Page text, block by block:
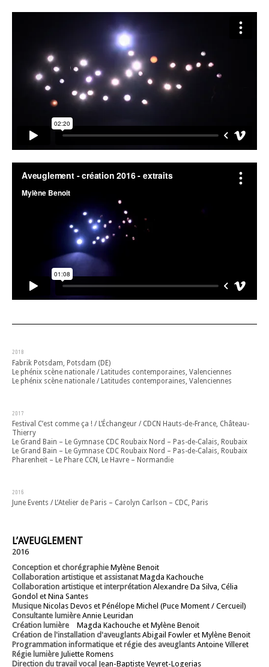
2018
Fabrik Potsdam, Potsdam (DE)
Le phénix scène nationale / Latitudes contemporaines, Valenciennes
Le phénix scène nationale / Latitudes contemporaines, Valenciennes
2017
Festival C’est comme ça ! / L’Échangeur / CDCN Hauts-de-France, Château-
Thierry
Le Grand Bain – Le Gymnase CDC Roubaix Nord – Pas-de-Calais, Roubaix
Le Grand Bain – Le Gymnase CDC Roubaix Nord – Pas-de-Calais, Roubaix
Pharenheit – Le Phare CCN, Le Havre – Normandie
2016
June Events / L’Atelier de Paris – Carolyn Carlson – CDC, Paris
L’AVEUGLEMENT
2016
Conception et chorégraphie Mylène Benoit
Collaboration artistique et assistanatMagda Kachouche
Collaboration artistique et interprétation Alexandre Da Silva, Célia
Gondol et Nina Santes
Musique Nicolas Devos et Pénélope Michel (Puce Moment / Cercueil)
Consultante lumière Annie Leuridan
Création lumière
Magda Kachouche et Mylène Benoit
Création de l'installation d'aveuglants Abigail Fowler et Mylène Benoit
Programmation informatique et régie des aveuglants Antoine Villeret
Régie lumière Juliette Romens
Direction du travail vocal Jean-Baptiste Veyret-Logerias